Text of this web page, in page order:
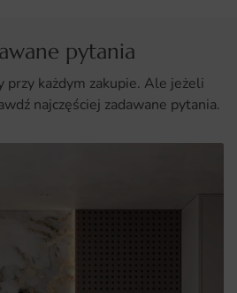
pytania
przy każdym zakupie. Ale jeżeli
najczęściej zadawane pytania.